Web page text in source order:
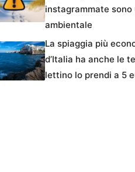
instagrammate sono
ambientale
La spiaggia più
d’Italia ha anche le
lettino lo prendi a 5